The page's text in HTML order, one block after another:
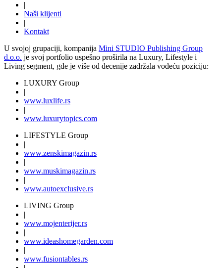
|
Naši klijenti
|
Kontakt
U svojoj grupaciji, kompanija Mini STUDIO Publishing Group
d.o.o. je svoj portfolio uspešno proširila na Luxury, Lifestyle i
Living segment, gde je više od decenije zadržala vodeću poziciju:
LUXURY Group
|
www.luxlife.rs
|
www.luxurytopics.com
LIFESTYLE Group
|
www.zenskimagazin.rs
|
www.muskimagazin.rs
|
www.autoexclusive.rs
LIVING Group
|
www.mojenterijer.rs
|
www.ideashomegarden.com
|
www.fusiontables.rs